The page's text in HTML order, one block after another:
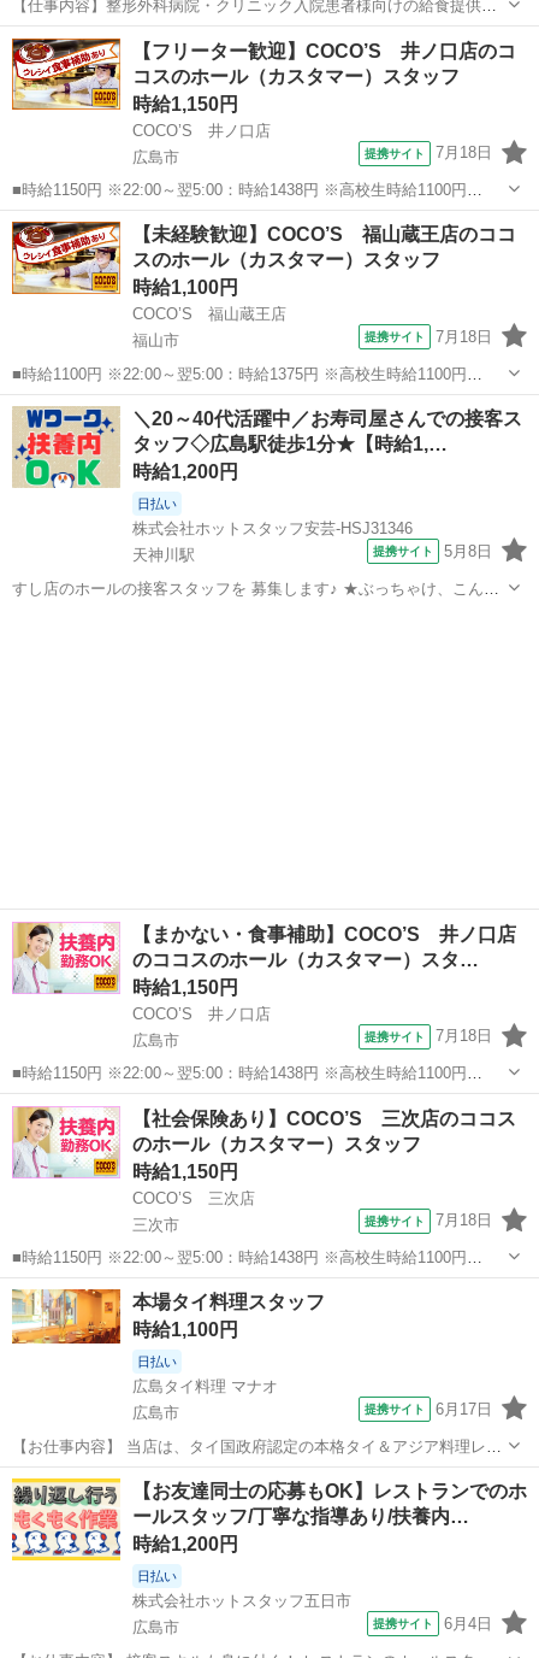
【仕事内容】整形外科病院・クリニック入院患者様向けの給食提供業
務です。 調理(補助)、盛付・配膳(温冷配膳車を使用)下膳、食器洗浄等
の作業を、 シフト制による交代勤務で行います。 洗浄作業は少し重た
いもの(食器・調理器具類)を扱う...
アルバイト・パート
【フリーター歓迎】COCO’S 井ノ口店のコ
コスのホール（カスタマー）スタッフ
時給1,150円
COCO’S 井ノ口店
広島市
提携サイト 7月18日
■時給1150円 ※22:00～翌5:00：時給1438円 ※高校生時給1100円
■【土日祝加給】 土日祝は1時間当たり＋100円 ■特別手当 早朝手当
（5:00～8:00）時給＋200円 ■広島県広島市西区井口明...
広島 広島市 ファミレス
【未経験歓迎】COCO’S 福山蔵王店のココ
スのホール（カスタマー）スタッフ
時給1,100円
COCO’S 福山蔵王店
福山市
提携サイト 7月18日
■時給1100円 ※22:00～翌5:00：時給1375円 ※高校生時給1100円
■【土日祝加給】 土日祝は1時間当たり＋100円 ■特別手当 早朝手当
（5:00～8:00）時給＋200円 ■広島県福山市南蔵王町2...
広島 福山市 ファミレス
＼20～40代活躍中／お寿司屋さんでの接客ス
タッフ◇広島駅徒歩1分★【時給1,…
時給1,200円
日払い
株式会社ホットスタッフ安芸-HSJ31346
天神川駅
提携サイト 5月8日
すし店のホールの接客スタッフを 募集します♪ ★ぶっちゃけ、こんな
【まかない・食事補助】COCO’S 井ノ口店
のココスのホール（カスタマー）スタ…
時給1,150円
COCO’S 井ノ口店
広島市
提携サイト 7月18日
■時給1150円 ※22:00～翌5:00：時給1438円 ※高校生時給1100円
■【土日祝加給】 土日祝は1時間当たり＋100円 ■特別手当 早朝手当
（5:00～8:00）時給＋200円 ■広島県広島市西区井口明...
広島 広島市 ファミレス
【社会保険あり】COCO’S 三次店のココス
のホール（カスタマー）スタッフ
時給1,150円
COCO’S 三次店
三次市
提携サイト 7月18日
■時給1150円 ※22:00～翌5:00：時給1438円 ※高校生時給1100円
■【土日祝加給】 土日祝は1時間当たり＋100円 ■特別手当 早朝手当
（5:00～8:00）時給＋200円 ■広島県三次市十日市東1...
広島 三次市 ファミレス
本場タイ料理スタッフ
時給1,100円
日払い
広島タイ料理 マナオ
広島市
提携サイト 6月17日
【お仕事内容】 当店は、タイ国政府認定の本格タイ＆アジア料理レス
トラン！ タイ人シェフが仕上げる「海南チキンライス」や 世界一に選
ばれた「マッサマンカレー」が人気です。 パクチー食べ放題など、タ
イの食文化を気軽に楽しめる...
広島 広島市 ファミレス
【お友達同士の応募もOK】レストランでのホ
ールスタッフ/丁寧な指導あり/扶養内…
時給1,200円
日払い
株式会社ホットスタッフ五日市
広島市
提携サイト 6月4日